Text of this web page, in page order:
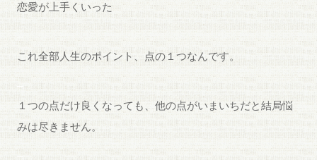
恋愛が上手くいった
_
これ全部人生のポイント、点の１つなんです。
１つの点だけ良くなっても、他の点がいまいちだと結局悩
みは尽きません。
_